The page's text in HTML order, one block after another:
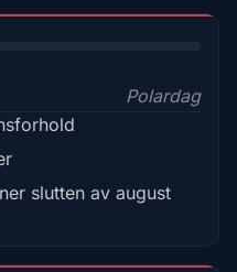
Polardag
slutten av august